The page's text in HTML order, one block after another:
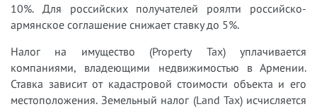
10%. Для российских получателей роялти российско-
армянское соглашение снижает ставку до 5%.
Налог на имущество (Property Tax) уплачивается
компаниями, владеющими недвижимостью в Армении.
Ставка зависит от кадастровой стоимости объекта и его
местоположения. Земельный налог (Land Tax) исчисляется